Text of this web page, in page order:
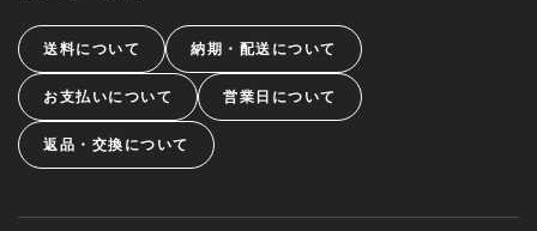
送料について 納期・配送について
お支払いについて 営業日について
返品・交換について